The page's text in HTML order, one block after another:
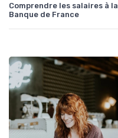
Comprendre les salaires à la
Banque de France